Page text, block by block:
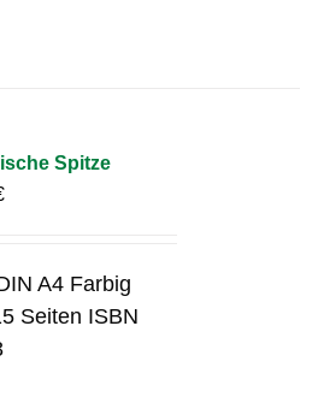
Spitze
A4 Farbig
Seiten ISBN